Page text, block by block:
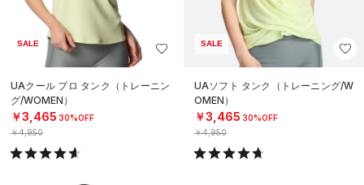
SALE
UAクール プロ タンク（トレーニン
グ/WOMEN）
￥3,465 30%OFF
￥4,950
SALE
UAソフト タンク（トレーニング/W
OMEN）
￥3,465 30%OFF
￥4,950